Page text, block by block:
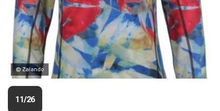
© Zalando
11/26